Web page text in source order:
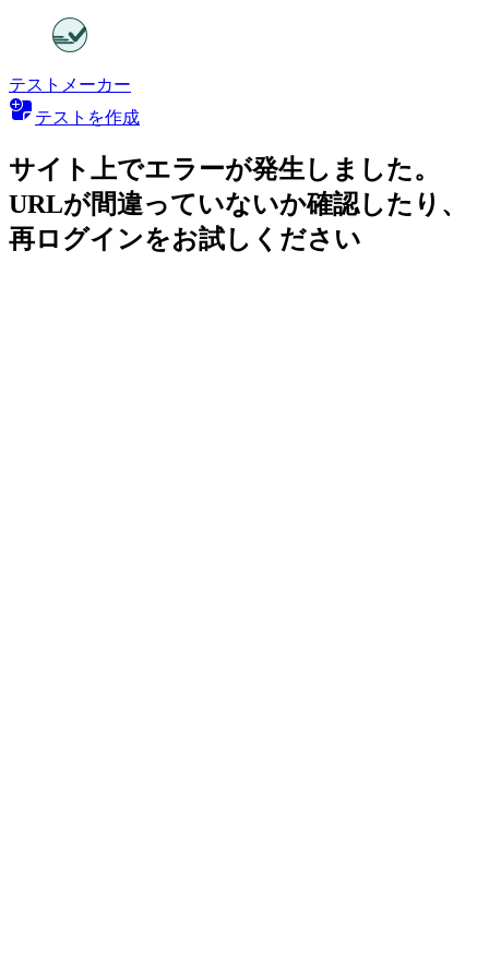
テストメーカー
テストを作成
サイト上でエラーが発生しました。
URLが間違っていないか確認したり、
再ログインをお試しください